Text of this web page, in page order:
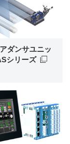
ダンサユニッ
シリーズ